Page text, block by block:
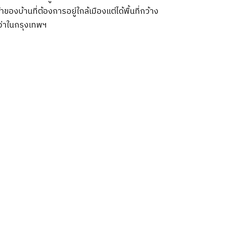
ของบ้านที่ต้องการอยู่ใกล้เมืองแต่ได้พื้นที่กว้าง
ในกรุงเทพฯ